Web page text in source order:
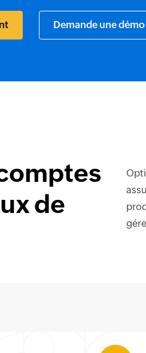
Demande une démo
de